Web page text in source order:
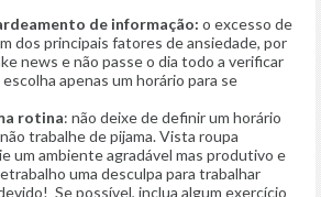
de informação: o excesso de
dos principais fatores de ansiedade, por
news e não passe o dia todo a verificar
apenas um horário para se
rotina: não deixe de definir um horário
trabalhe de pijama. Vista roupa
um ambiente agradável mas produtivo e
uma desculpa para trabalhar
Se possível, inclua algum exercício